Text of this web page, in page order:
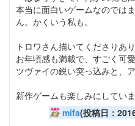
本当に面白いゲームなのでは
ん。かくいう私も。
トロワさん描いてくださりあ
お年頃感も満載で、すごく可愛
ツヴァイの鋭い突っ込みと、
新作ゲームも楽しみにしてい
mifa(投稿日：